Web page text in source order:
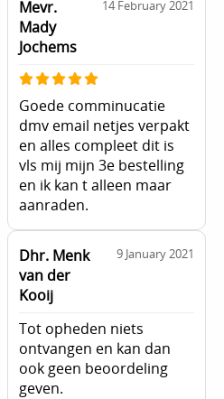
Mevr.
Mady
Jochems
14 February 2021
Goede comminucatie
dmv email netjes verpakt
en alles compleet dit is
vls mij mijn 3e bestelling
en ik kan t alleen maar
aanraden.
Dhr. Menk
van der
Kooij
9 January 2021
Tot opheden niets
ontvangen en kan dan
ook geen beoordeling
geven.